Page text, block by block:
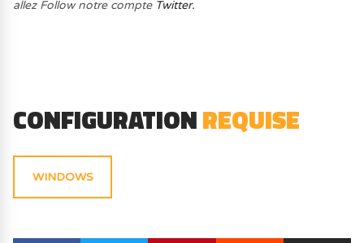
allez Follow notre compte Twitter.
CONFIGURATIONREQUISE
WINDOWS